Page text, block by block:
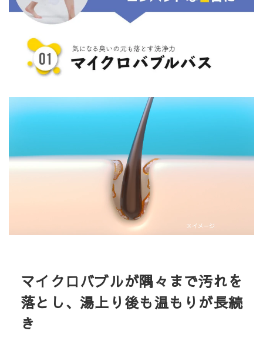
マイクロバブルが隅々まで汚れを
落とし、湯上り後も温もりが長続
き